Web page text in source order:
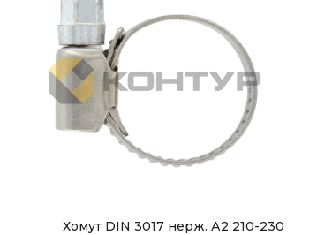
Хомут DIN 3017 нерж. А2 210-230